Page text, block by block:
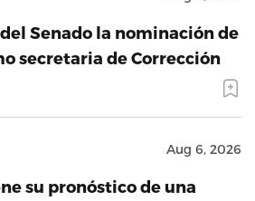
Senado la nominación de
secretaria de Corrección
Aug 6, 2026
su pronóstico de una